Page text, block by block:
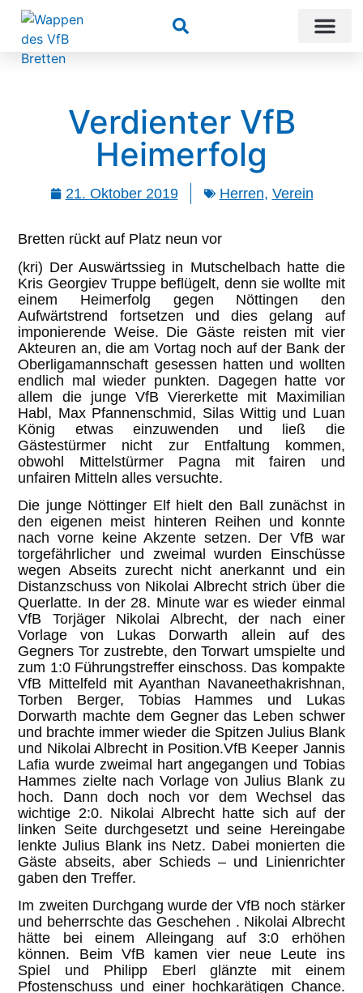
Suchen
Verdienter VfB
Heimerfolg
21. Oktober 2019 Herren, Verein
Bretten rückt auf Platz neun vor
(kri) Der Auswärtssieg in Mutschelbach hatte die
Kris Georgiev Truppe beflügelt, denn sie wollte mit
einem Heimerfolg gegen Nöttingen den
Aufwärtstrend fortsetzen und dies gelang auf
imponierende Weise. Die Gäste reisten mit vier
Akteuren an, die am Vortag noch auf der Bank der
Oberligamannschaft gesessen hatten und wollten
endlich mal wieder punkten. Dagegen hatte vor
allem die junge VfB Viererkette mit Maximilian
Habl, Max Pfannenschmid, Silas Wittig und Luan
König etwas einzuwenden und ließ die
Gästestürmer nicht zur Entfaltung kommen,
obwohl Mittelstürmer Pagna mit fairen und
unfairen Mitteln alles versuchte.
Die junge Nöttinger Elf hielt den Ball zunächst in
den eigenen meist hinteren Reihen und konnte
nach vorne keine Akzente setzen. Der VfB war
torgefährlicher und zweimal wurden Einschüsse
wegen Abseits zurecht nicht anerkannt und ein
Distanzschuss von Nikolai Albrecht strich über die
Querlatte. In der 28. Minute war es wieder einmal
VfB Torjäger Nikolai Albrecht, der nach einer
Vorlage von Lukas Dorwarth allein auf des
Gegners Tor zustrebte, den Torwart umspielte und
zum 1:0 Führungstreffer einschoss. Das kompakte
VfB Mittelfeld mit Ayanthan Navaneethakrishnan,
Torben Berger, Tobias Hammes und Lukas
Dorwarth machte dem Gegner das Leben schwer
und brachte immer wieder die Spitzen Julius Blank
und Nikolai Albrecht in Position.VfB Keeper Jannis
Lafia wurde zweimal hart angegangen und Tobias
Hammes zielte nach Vorlage von Julius Blank zu
hoch. Dann doch noch vor dem Wechsel das
wichtige 2:0. Nikolai Albrecht hatte sich auf der
linken Seite durchgesetzt und seine Hereingabe
lenkte Julius Blank ins Netz. Dabei monierten die
Gäste abseits, aber Schieds – und Linienrichter
gaben den Treffer.
Im zweiten Durchgang wurde der VfB noch stärker
und beherrschte das Geschehen . Nikolai Albrecht
hätte bei einem Alleingang auf 3:0 erhöhen
können. Beim VfB kamen vier neue Leute ins
Spiel und Philipp Eberl glänzte mit einem
Pfostenschuss und einer hochkarätigen Chance.